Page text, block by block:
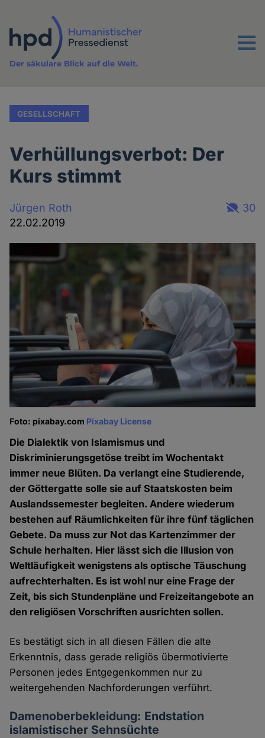
Inhalt
Menu
Der säkulare Blick auf die Welt.
GESELLSCHAFT
Verhüllungsverbot: Der
Kurs stimmt
Jürgen Roth
22.02.2019
30
Foto: pixabay.com Pixabay License
Die Dialektik von Islamismus und
Diskriminierungsgetöse treibt im Wochentakt
immer neue Blüten. Da verlangt eine Studierende,
der Göttergatte solle sie auf Staatskosten beim
Auslandssemester begleiten. Andere wiederum
bestehen auf Räumlichkeiten für ihre fünf täglichen
Gebete. Da muss zur Not das Kartenzimmer der
Schule herhalten. Hier lässt sich die Illusion von
Weltläufigkeit wenigstens als optische Täuschung
aufrechterhalten. Es ist wohl nur eine Frage der
Zeit, bis sich Stundenpläne und Freizeitangebote an
den religiösen Vorschriften ausrichten sollen.
Es bestätigt sich in all diesen Fällen die alte
Erkenntnis, dass gerade religiös übermotivierte
Personen jedes Entgegenkommen nur zu
weitergehenden Nachforderungen verführt.
Damenoberbekleidung: Endstation
islamistischer Sehnsüchte